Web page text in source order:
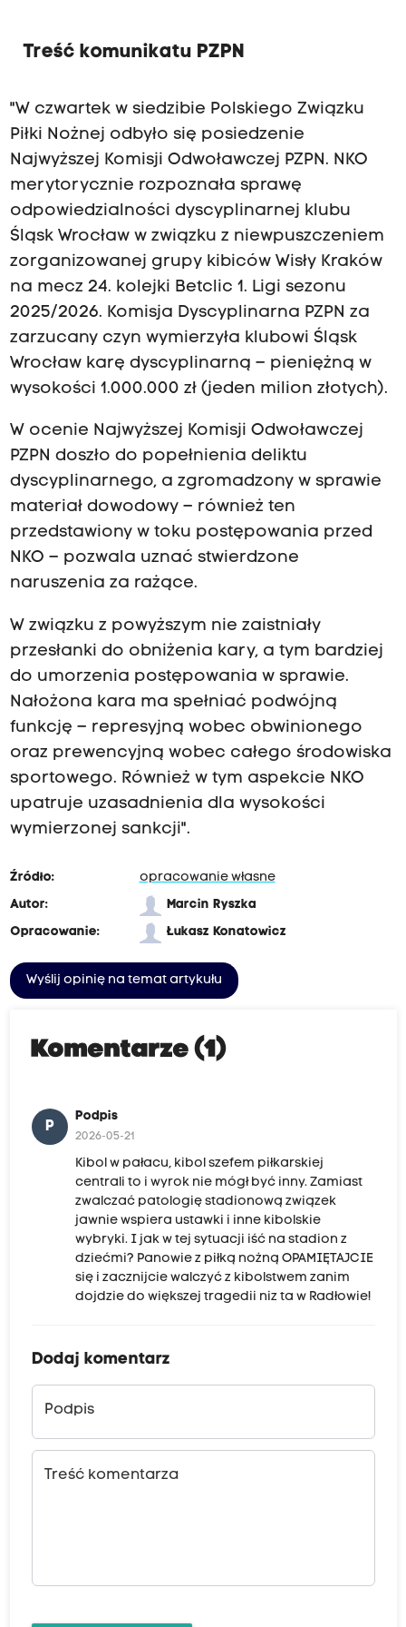
Treść komunikatu PZPN
"W czwartek w siedzibie Polskiego Związku
Piłki Nożnej odbyło się posiedzenie
Najwyższej Komisji Odwoławczej PZPN. NKO
merytorycznie rozpoznała sprawę
odpowiedzialności dyscyplinarnej klubu
Śląsk Wrocław w związku z niewpuszczeniem
zorganizowanej grupy kibiców Wisły Kraków
na mecz 24. kolejki Betclic 1. Ligi sezonu
2025/2026. Komisja Dyscyplinarna PZPN za
zarzucany czyn wymierzyła klubowi Śląsk
Wrocław karę dyscyplinarną – pieniężną w
wysokości 1.000.000 zł (jeden milion złotych).
W ocenie Najwyższej Komisji Odwoławczej
PZPN doszło do popełnienia deliktu
dyscyplinarnego, a zgromadzony w sprawie
materiał dowodowy – również ten
przedstawiony w toku postępowania przed
NKO – pozwala uznać stwierdzone
naruszenia za rażące.
W związku z powyższym nie zaistniały
przesłanki do obniżenia kary, a tym bardziej
do umorzenia postępowania w sprawie.
Nałożona kara ma spełniać podwójną
funkcję – represyjną wobec obwinionego
oraz prewencyjną wobec całego środowiska
sportowego. Również w tym aspekcie NKO
upatruje uzasadnienia dla wysokości
wymierzonej sankcji".
m
i
s
j
i
O
d
w
o
ł
a
w
z
e
j
P
Z
P
N
.
K
O
m
r
y
n
i
Źródło:
opracowanie własne
Autor:
Marcin Ryszka
Opracowanie:
Łukasz Konatowicz
Wyślij opinię na temat artykułu
Komentarze (1)
P
Podpis
2026-05-21
Kibol w pałacu, kibol szefem piłkarskiej
centrali to i wyrok nie mógł być inny. Zamiast
zwalczać patologię stadionową związek
jawnie wspiera ustawki i inne kibolskie
wybryki. I jak w tej sytuacji iść na stadion z
dziećmi? Panowie z piłką nożną OPAMIĘTAJCIE
się i zacznijcie walczyć z kibolstwem zanim
dojdzie do większej tragedii niz ta w Radłowie!
Dodaj komentarz
Podpis
Treść komentarza